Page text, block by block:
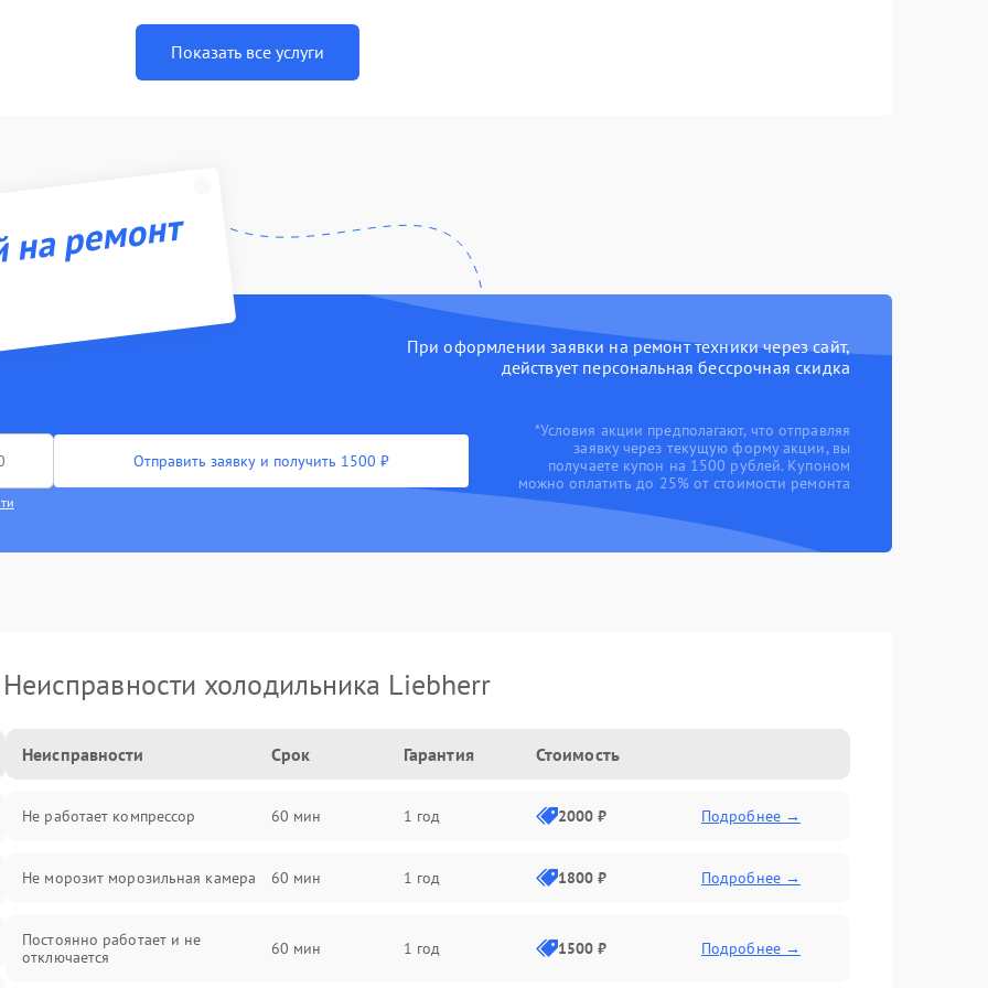
Показать все услуги
ремонт
При оформлении заявки на ремонт техники через сайт,
действует персональная бессрочная скидка
Отправить заявку и получить 1500 ₽
*Условия акции предполагают, что отправляя
заявку через текущую форму акции, вы
получаете купон на 1500 рублей. Купоном
можно оплатить до 25% от стоимости ремонта
Неисправности холодильника Liebherr
Неисправности Срок Гарантия Стоимость
Не работает компрессор 60 мин 1 год 2000 ₽ Подробнее →
Не морозит морозильная камера 60 мин 1 год 1800 ₽ Подробнее →
Постоянно работает и не
отключается
60 мин 1 год 1500 ₽ Подробнее →